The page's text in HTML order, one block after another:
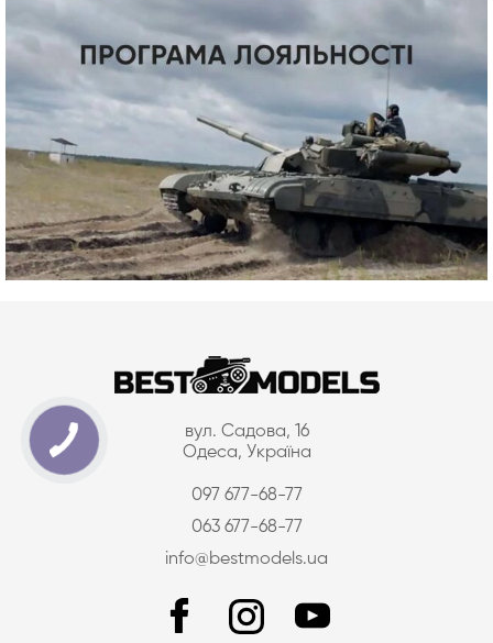
вул. Садова, 16
Одеса, Україна
097 677-68-77
063 677-68-77
info@bestmodels.ua